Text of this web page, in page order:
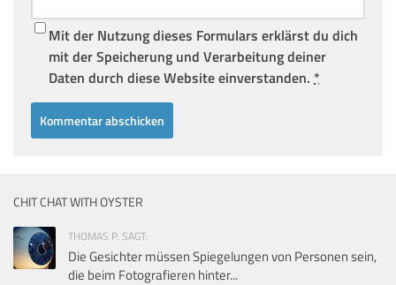
Mit der Nutzung dieses Formulars erklärst du dich
mit der Speicherung und Verarbeitung deiner
Daten durch diese Website einverstanden. *
CHIT CHAT WITH OYSTER
THOMAS P. SAGT:
Die Gesichter müssen Spiegelungen von Personen sein,
die beim Fotografieren hinter...